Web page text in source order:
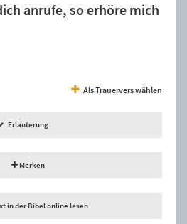
anrufe, so erhöre mich
Als Trauervers wählen
Erläuterung
Merken
in der Bibel online lesen